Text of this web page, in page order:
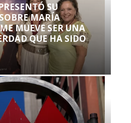
SU
MARÍA
MUEVE SER UNA
QUE HA SIDO